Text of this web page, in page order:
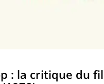
: la critique du